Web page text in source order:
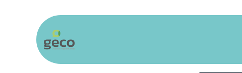
Se rendre au contenu